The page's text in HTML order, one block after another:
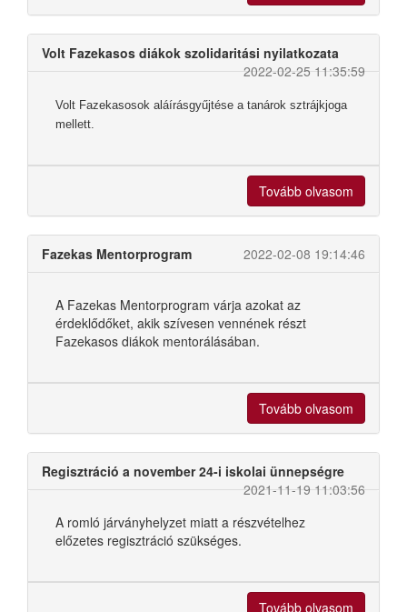
Volt Fazekasos diákok szolidaritási nyilatkozata
2022-02-25 11:35:59
Volt Fazekasosok aláírásgyűjtése a tanárok sztrájkjoga
mellett.
Tovább olvasom
Fazekas Mentorprogram 2022-02-08 19:14:46
A Fazekas Mentorprogram várja azokat az
érdeklődőket, akik szívesen vennének részt
Fazekasos diákok mentorálásában.
Tovább olvasom
Regisztráció a november 24-i iskolai ünnepségre
2021-11-19 11:03:56
A romló járványhelyzet miatt a részvételhez
előzetes regisztráció szükséges.
Tovább olvasom